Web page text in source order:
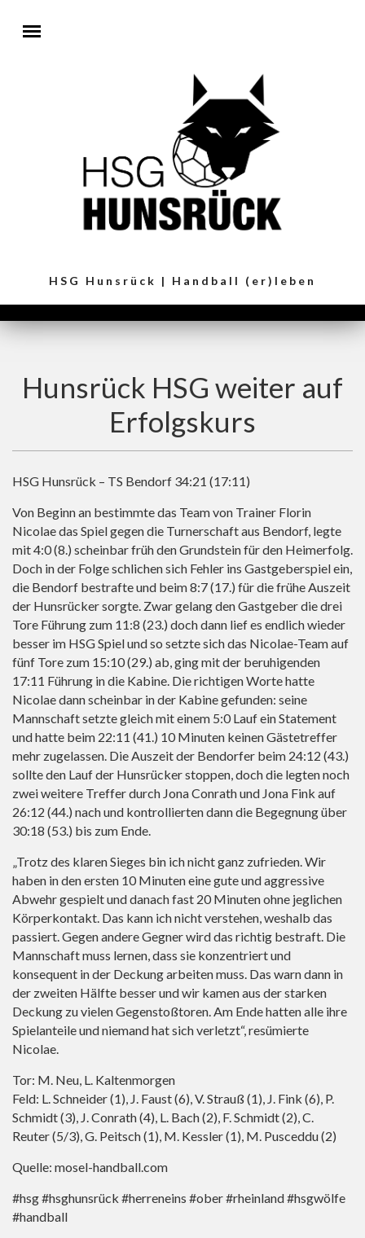
HSG Hunsrück | Handball (er)leben
Hunsrück HSG weiter auf
Erfolgskurs
HSG Hunsrück – TS Bendorf 34:21 (17:11)
Von Beginn an bestimmte das Team von Trainer Florin
Nicolae das Spiel gegen die Turnerschaft aus Bendorf, legte
mit 4:0 (8.) scheinbar früh den Grundstein für den Heimerfolg.
Doch in der Folge schlichen sich Fehler ins Gastgeberspiel ein,
die Bendorf bestrafte und beim 8:7 (17.) für die frühe Auszeit
der Hunsrücker sorgte. Zwar gelang den Gastgeber die drei
Tore Führung zum 11:8 (23.) doch dann lief es endlich wieder
besser im HSG Spiel und so setzte sich das Nicolae-Team auf
fünf Tore zum 15:10 (29.) ab, ging mit der beruhigenden
17:11 Führung in die Kabine. Die richtigen Worte hatte
Nicolae dann scheinbar in der Kabine gefunden: seine
Mannschaft setzte gleich mit einem 5:0 Lauf ein Statement
und hatte beim 22:11 (41.) 10 Minuten keinen Gästetreffer
mehr zugelassen. Die Auszeit der Bendorfer beim 24:12 (43.)
sollte den Lauf der Hunsrücker stoppen, doch die legten noch
zwei weitere Treffer durch Jona Conrath und Jona Fink auf
26:12 (44.) nach und kontrollierten dann die Begegnung über
30:18 (53.) bis zum Ende.
„Trotz des klaren Sieges bin ich nicht ganz zufrieden. Wir
haben in den ersten 10 Minuten eine gute und aggressive
Abwehr gespielt und danach fast 20 Minuten ohne jeglichen
Körperkontakt. Das kann ich nicht verstehen, weshalb das
passiert. Gegen andere Gegner wird das richtig bestraft. Die
Mannschaft muss lernen, dass sie konzentriert und
konsequent in der Deckung arbeiten muss. Das warn dann in
der zweiten Hälfte besser und wir kamen aus der starken
Deckung zu vielen Gegenstoßtoren. Am Ende hatten alle ihre
Spielanteile und niemand hat sich verletzt“, resümierte
Nicolae.
Tor: M. Neu, L. Kaltenmorgen
Feld: L. Schneider (1), J. Faust (6), V. Strauß (1), J. Fink (6), P.
Schmidt (3), J. Conrath (4), L. Bach (2), F. Schmidt (2), C.
Reuter (5/3), G. Peitsch (1), M. Kessler (1), M. Pusceddu (2)
Quelle: mosel-handball.com
#hsg #hsghunsrück #herreneins #ober #rheinland #hsgwölfe
#handball